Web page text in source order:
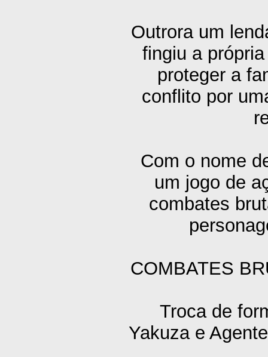
Outrora um
fingiu a
proteger a
conflito por
Com o nome
um jogo de
combates
COMBATES
Troca de
Yakuza e